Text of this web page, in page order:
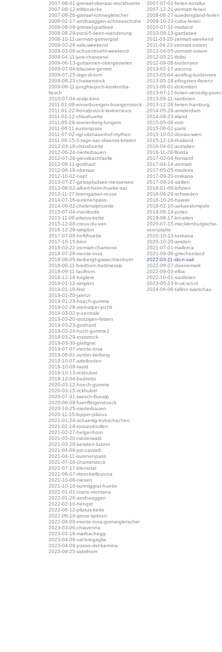
2007-08-01-grimsel-oberaar-stockhuette
2007-08-12-triftbruecke
2007-08-26-grimsel-rohnegletscher
2008-02-17-arnihaaggen-schneeschuhe
2008-08-09-grimsel-gratlisee
2008-08-29-pizol-5-seen-wanderung
2008-10-11-zermatt-gornergrat
2009-02-28-vals-weekend
2009-03-08-schoenbuehl-weekend
2009-04-11-jura-chasseral
2009-06-13-guttannen-obergestelen
2009-07-04-blausee-gemmi
2009-07-25-lago-di-tom
2009-08-23-chaiserstock
2009-09-11-jungfraujoch-konkordia-
fiesch
2010-07-04-realp-binn
2011-01-08-ennetbuergen-buergenstock
2011-01-22-fronalpstock-lavinenkurs
2011-02-12-chlushuette
2011-05-29-soerenberg-lungern
2011-06-11-sustenpass
2011-07-02-rigi-vitznauerhof-mythen
2011-08-15-3-tage-sac-disentis-bristen
2012-03-18-chlushuette
2012-06-24-niederbauen
2012-07-28-giessbachfaelle
2012-08-11-gotthard
2012-08-19-oberaar
2012-10-02-napf
2013-07-27-geisspfadsee-messersee
2013-08-02-albert-heim-huette-sac
2013-11-27-bremgarten-reuss
2014-07-16-surenenpass
2014-08-02-chelenalphuette
2015-07-04-manibode
2015-11-09-pilatus-kette
2015-12-08-creux-du-van
2016-12-29-simplon
2017-07-08-heftihuette
2017-10-15-binn
2018-03-22-zermatt-chamonix
2018-07-28-monte-rosa
2018-08-05-tierbergli-gwaechtenhorn
2018-08-11-breithorn-bettmeralp
2018-09-11-faulhorn
2018-12-16-haglere
2019-01-12-simplon
2019-01-16-first
2019-01-20-jaenzi
2019-01-23-hoech-gumme
2019-02-28-steinalper-jochli
2019-03-02-p-centrale
2019-03-20-stotzigen-firsten
2019-03-23-gotthard
2019-03-24-hoch-gumme2
2019-03-29-rossstock
2019-03-30-glattgrat
2019-07-07-monte-rosa
2019-08-01-vorder-tierberg
2019-10-07-adelboden
2019-10-09-faeld
2019-10-13-rickhubel
2019-12-04-bedretto
2020-03-12-hoech-gumme
2020-03-15-rickhubel
2020-07-31-taesch-fluealp
2020-08-09-fuenffingerstoeck
2020-10-25-niederbauen
2020-11-15-lopper-pilatus
2021-01-24-schaerlig-trubschachen
2021-02-18-rotsandnollen
2021-02-27-helgenhorn
2021-03-20-niederwald
2021-03-28-kersiten-luzern
2021-04-09-piz-cavradi
2021-04-11-surenenpass
2021-07-16-chamerstock
2021-07-17-bleniotal
2021-08-07-ritom-bellinzona
2021-10-08-niesen
2021-10-10-sunniggrat-huette
2022-01-01-crans-montana
2022-01-26-arnihaaggen
2022-02-10-hengst
2022-06-12-pilatus-kette
2022-06-19-gross-spitzen
2022-08-09-monte-rosa-gornergletscher
2023-03-06-chiavenna
2023-03-18-marbachegg
2023-04-08-val-bregaglia
2023-04-09-passo-del-bernina
2023-08-25-sidelhorn
2007-07-02-ferien-korsika
2007-12-21-zermatt-ferien
2008-06-27-suedengland-ferien
2009-10-23-cuba-ferien
2010-07-31-mailand
2010-09-13-gardasee
2011-03-20-zermatt-weekend
2011-04-22-zermatt-ostern
2012-04-05-zermatt-ostern
2012-05-21-tbilisi
2012-09-08-bodensee
2013-02-17-ascona
2013-05-04-ausflug-bodensee
2013-05-18-pfingsten-florenz
2013-06-01-dolomiten
2013-07-12-ferien-venedig-porec
2013-09-11-sardinien
2013-12-28-ferien-hamburg
2014-05-29-amsterdam
2014-08-23-irland
2015-05-08-rom
2015-06-02-paris
2015-10-02-donau-wien
2015-12-18-thailand
2016-04-02-autralien
2016-11-28-florida
2017-02-04-finnland
2017-04-14-zermatt
2017-05-05-madeira
2017-09-20-toskana
2017-09-24-sizilien
2018-01-06-lofoten
2018-06-29-schweden
2018-10-26-hawaii
2019-02-10-aekaeslompolo
2019-06-14-polen
2019-08-17-kroatien
2020-07-15-mecklenburgische-
seenplatte
2020-10-13-toskana
2020-10-20-amden
2021-07-01-mallorca
2021-09-06-griechenland
2022-03-11-ski-n-sail
2022-06-27-daenemark
2022-09-03-elba
2022-10-01-sardinien
2023-05-23-fr-uk-sct-nl
2024-06-06-tallinn-warschau